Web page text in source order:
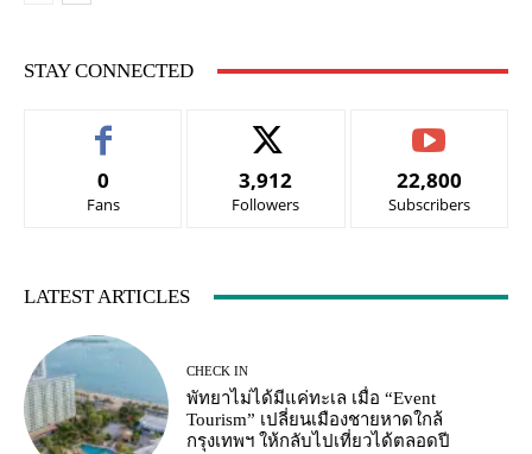
STAY CONNECTED
0
Fans
3,912
Followers
22,800
Subscribers
LATEST ARTICLES
CHECK IN
พัทยาไม่ได้มีแค่ทะเล เมื่อ “Event
Tourism” เปลี่ยนเมืองชายหาดใกล้
กรุงเทพฯ ให้กลับไปเที่ยวได้ตลอดปี